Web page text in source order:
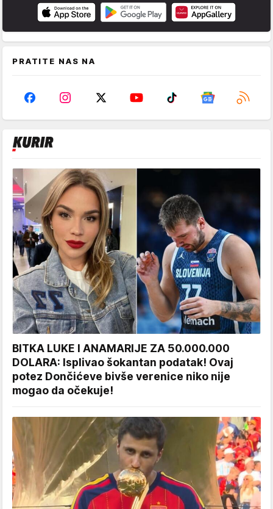
PRATITE NAS NA
BITKA LUKE I ANAMARIJE ZA 50.000.000
DOLARA: Isplivao šokantan podatak! Ovaj
potez Dončićeve bivše verenice niko nije
mogao da očekuje!